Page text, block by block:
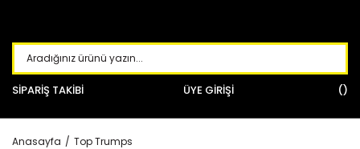
SİPARİŞ TAKİBİ ÜYE GİRİŞİ
Anasayfa Top Trumps